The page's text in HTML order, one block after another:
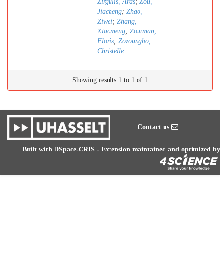
Zirgulis, Aras; Zou,
Jiacheng; Zhao,
Ziwei; Zhang,
Xiaomeng; Zoutman,
Floris; Zozoungbo,
Christelle
Showing results 1 to 1 of 1
Contact us
Built with DSpace-CRIS - Extension maintained and optimized by